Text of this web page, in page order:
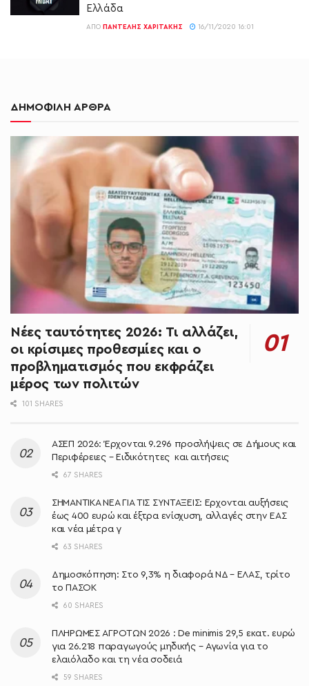
Ελλάδα
ΑΠΌ ΠΑΝΤΕΛΉΣ ΧΑΡΙΤΆΚΗΣ 16/11/2020 16:01
ΔΗΜΟΦΙΛΗ ΑΡΘΡΑ
Νέες ταυτότητες 2026: Τι αλλάζει,
οι κρίσιμες προθεσμίες και ο
προβληματισμός που εκφράζει
μέρος των πολιτών
101 SHARES
ΑΣΕΠ 2026: Έρχονται 9.296 προσλήψεις σε Δήμους και
Περιφέρειες – Ειδικότητες και αιτήσεις
67 SHARES
ΣΗΜΑΝΤΙΚΑ ΝΕΑ ΓΙΑ ΤΙΣ ΣΥΝΤΑΞΕΙΣ: Έρχονται αυξήσεις
έως 400 ευρώ και έξτρα ενίσχυση, αλλαγές στην ΕΑΣ
και νέα μέτρα γ
63 SHARES
Δημοσκόπηση: Στο 9,3% η διαφορά ΝΔ – ΕΛΑΣ, τρίτο
το ΠΑΣΟΚ
60 SHARES
ΠΛΗΡΩΜΕΣ ΑΓΡΟΤΩΝ 2026 : De minimis 29,5 εκατ. ευρώ
για 26.218 παραγωγούς μηδικής – Αγωνία για το
ελαιόλαδο και τη νέα σοδειά
59 SHARES